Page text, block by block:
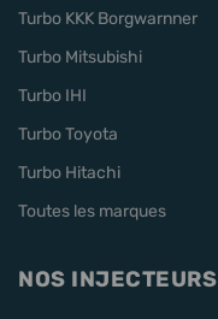
Turbo KKK Borgwarnner
Turbo Mitsubishi
Turbo IHI
Turbo Toyota
Turbo Hitachi
Toutes les marques
NOS INJECTEURS